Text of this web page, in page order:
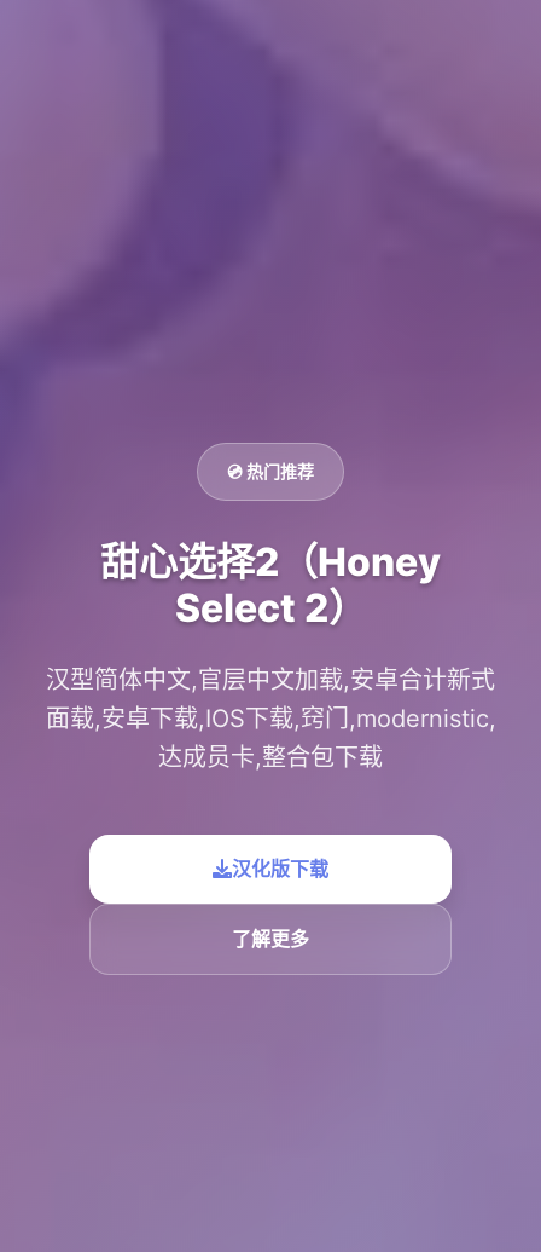
💿 热门推荐
甜心选择2（Honey
Select 2）
汉型简体中文,官层中文加载,安卓合计新式
面载,安卓下载,IOS下载,窍门,modernistic,
达成员卡,整合包下载
汉化版下载
了解更多